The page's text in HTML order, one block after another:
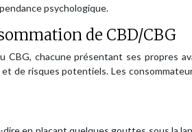
psychologique.
de CBD/CBG
chacune présentant ses propres
de risques potentiels. Les